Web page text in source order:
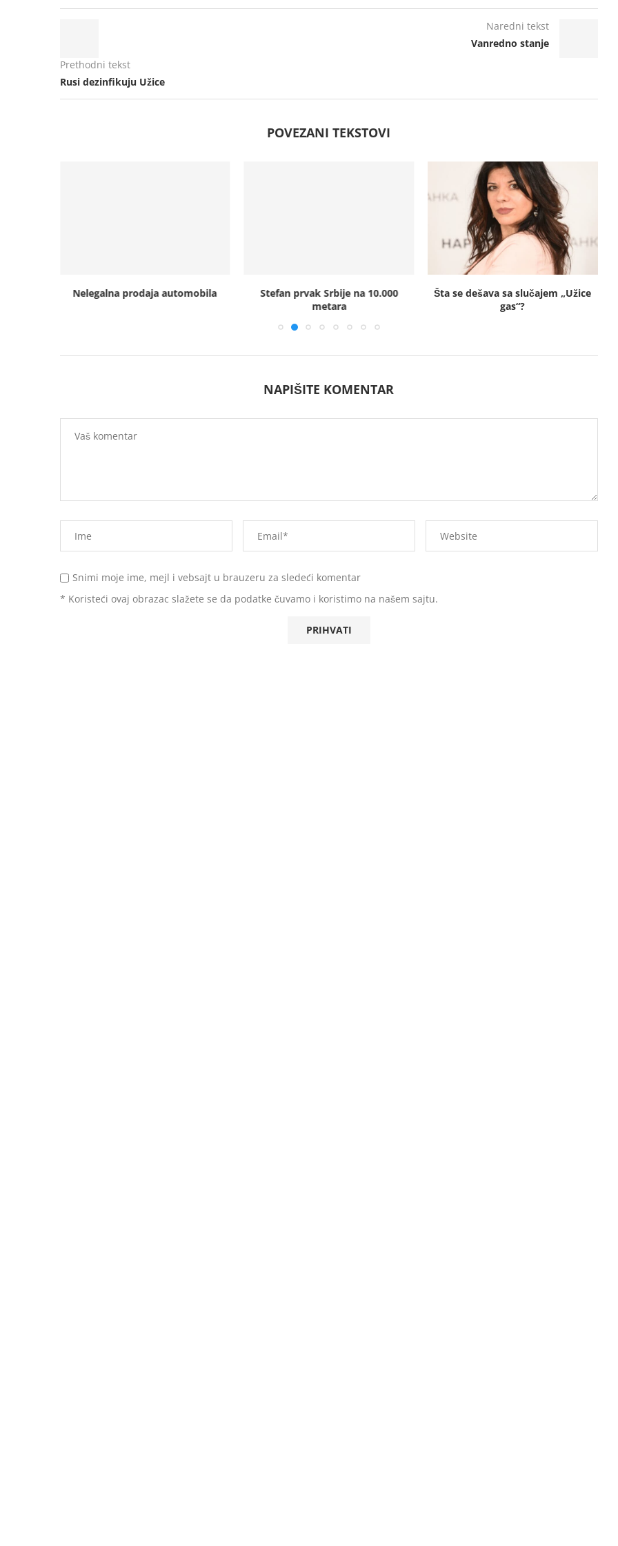
Prethodni tekst
Rusi dezinfikuju Užice
Naredni tekst
Vanredno stanje
POVEZANI TEKSTOVI
Nelegalna prodaja automobila
Stefan prvak Srbije na 10.000
metara
Šta se dešava sa slučajem „Užice
gas“?
NAPIŠITE KOMENTAR
Snimi moje ime, mejl i vebsajt u brauzeru za sledeći komentar
* Koristeći ovaj obrazac slažete se da podatke čuvamo i koristimo na našem sajtu.